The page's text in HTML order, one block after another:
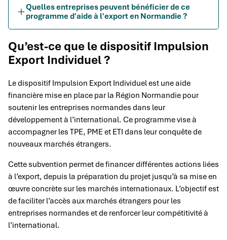
Quelles entreprises peuvent bénéficier de ce
programme d'aide à l'export en Normandie ?
Qu’est-ce que le dispositif Impulsion
Export Individuel ?
Le dispositif Impulsion Export Individuel est une aide
financière mise en place par la Région Normandie pour
soutenir les entreprises normandes dans leur
développement à l’international. Ce programme vise à
accompagner les TPE, PME et ETI dans leur conquête de
nouveaux marchés étrangers.
Cette subvention permet de financer différentes actions liées
à l’export, depuis la préparation du projet jusqu’à sa mise en
œuvre concrète sur les marchés internationaux. L’objectif est
de faciliter l’accès aux marchés étrangers pour les
entreprises normandes et de renforcer leur compétitivité à
l’international.